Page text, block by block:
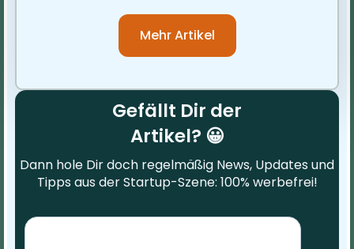
Mehr Artikel
Gefällt Dir der
Artikel? 😀
Dann hole Dir doch regelmäßig News, Updates und
Tipps aus der Startup-Szene: 100% werbefrei!